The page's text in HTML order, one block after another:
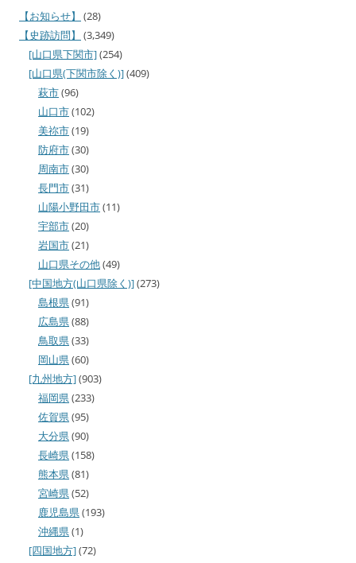
【お知らせ】
(28)
【史跡訪問】
(3,349)
[山口県下関市](254)
[山口県(下関市除く)](409)
萩市(96)
山口市(102)
美祢市(19)
防府市(30)
周南市(30)
長門市(31)
山陽小野田市(11)
宇部市(20)
岩国市(21)
山口県その他(49)
[中国地方(山口県除く)](273)
島根県(91)
広島県(88)
鳥取県(33)
岡山県(60)
[九州地方](903)
福岡県(233)
佐賀県(95)
大分県(90)
長崎県(158)
熊本県(81)
宮崎県(52)
鹿児島県(193)
沖縄県(1)
[四国地方](72)